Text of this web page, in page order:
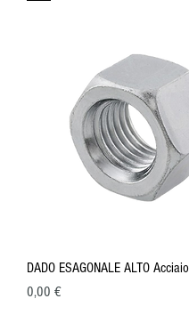
DADO ESAGONALE ALTO Acciaio
Prezzo
0,00 €